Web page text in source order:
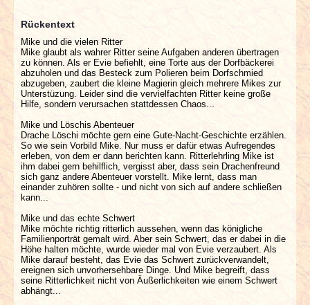
Rückentext
Mike und die vielen Ritter
Mike glaubt als wahrer Ritter seine Aufgaben anderen übertragen
zu können. Als er Evie befiehlt, eine Torte aus der Dorfbäckerei
abzuholen und das Besteck zum Polieren beim Dorfschmied
abzugeben, zaubert die kleine Magierin gleich mehrere Mikes zur
Unterstüzung. Leider sind die vervielfachten Ritter keine große
Hilfe, sondern verursachen stattdessen Chaos...
Mike und Löschis Abenteuer
Drache Löschi möchte gern eine Gute-Nacht-Geschichte erzählen.
So wie sein Vorbild Mike. Nur muss er dafür etwas Aufregendes
erleben, von dem er dann berichten kann. Ritterlehrling Mike ist
ihm dabei gern behilflich, vergisst aber, dass sein Drachenfreund
sich ganz andere Abenteuer vorstellt. Mike lernt, dass man
einander zuhören sollte - und nicht von sich auf andere schließen
kann...
Mike und das echte Schwert
Mike möchte richtig ritterlich aussehen, wenn das königliche
Familienporträt gemalt wird. Aber sein Schwert, das er dabei in die
Höhe halten möchte, wurde wieder mal von Evie verzaubert. Als
Mike darauf besteht, das Evie das Schwert zurückverwandelt,
ereignen sich unvorhersehbare Dinge. Und Mike begreift, dass
seine Ritterlichkeit nicht von Äußerlichkeiten wie einem Schwert
abhängt...